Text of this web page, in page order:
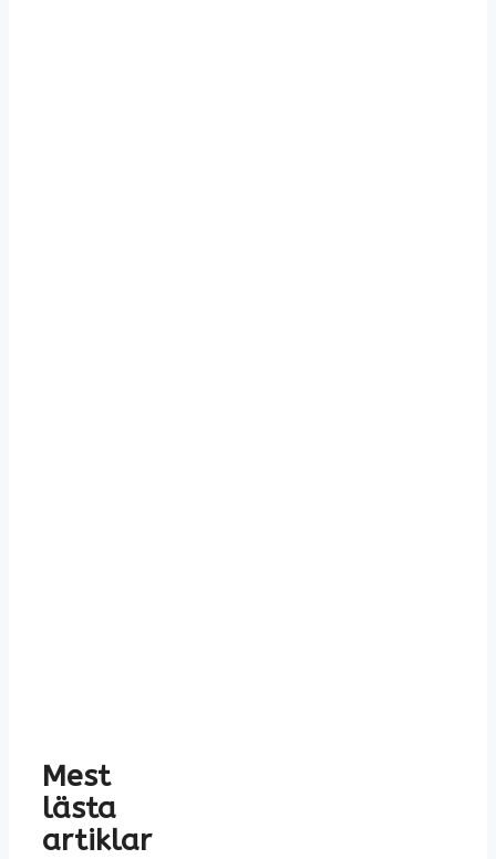
Mest
lästa
artiklar